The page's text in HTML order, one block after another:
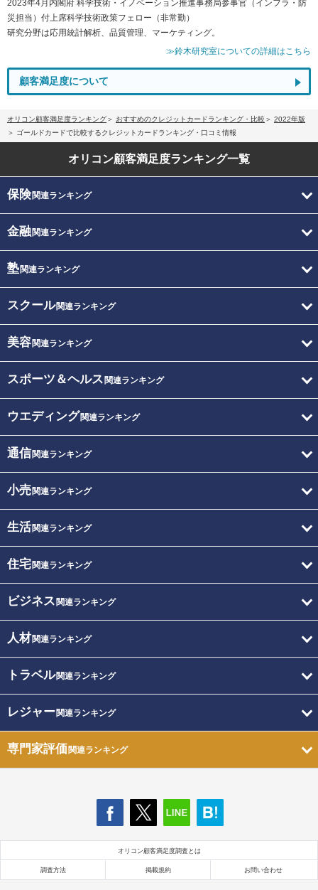
2023年4月内閣府 科学技術・イノベーション推進事務局参事官（インフラ・防
災担当）付上席科学技術政策フェロー（非常勤）
研究分野は応用統計解析、品質管理、マーケティング。
≫鈴木研究室についての詳細はこちら
顧客満足度について
オリコン顧客満足度ランキング おすすめのクレジットカードランキング・比較
2022年版
ゴールドカードで比較するクレジットカードランキング・口コミ情報
オリコン顧客満足度ランキング一覧
保険関連ランキング
金融関連ランキング
塾関連ランキング
スクール関連ランキング
美容関連ランキング
スポーツ＆ヘルス 関連ランキング
ウエディング関連ランキング
通信関連ランキング
小売関連ランキング
生活関連ランキング
住宅関連ランキング
ビジネス 関連ランキング
人材関連ランキング
トラベル関連ランキング
レジャー関連ランキング
専門家評価関連ランキング
オリコン顧客満足度調査とは
調査方法 掲載規約 お問い合わせ